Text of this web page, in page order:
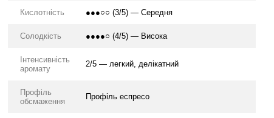
Кислотність ●●●○○ (3/5) — Середня
Солодкість ●●●●○ (4/5) — Висока
Інтенсивність
аромату
2/5 — легкий, делікатний
Профіль
обсмаження
Профіль еспресо